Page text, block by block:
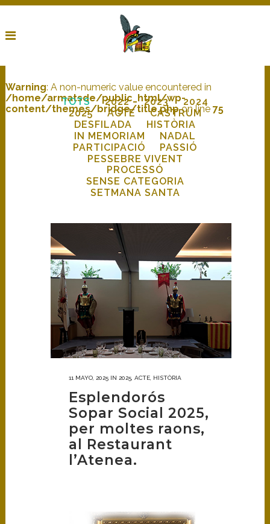
Warning: A non-numeric value encountered in
/home/armatsde/public_html/wp-
content/themes/bridge/title.phpon line 75
TOTS 2022 2023
2024
2025
ACTE
CASTRUM
DESFILADA
HISTÒRIA
IN MEMORIAM
NADAL
PARTICIPACIÓ
PASSIÓ
PESSEBRE VIVENT
PROCESSÓ
SENSE CATEGORIA
SETMANA SANTA
11 MAYO, 2025 IN 2025 ACTE HISTÒRIA
Esplendorós
Sopar Social 2025,
per moltes raons,
al Restaurant
l’Atenea.